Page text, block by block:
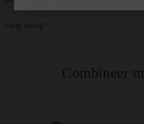
Hulp nodig?
Combineer